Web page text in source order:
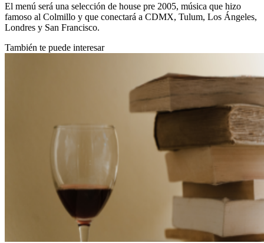
El menú será una selección de house pre 2005, música que hizo
famoso al Colmillo y que conectará a CDMX, Tulum, Los Ángeles,
Londres y San Francisco.
También te puede interesar